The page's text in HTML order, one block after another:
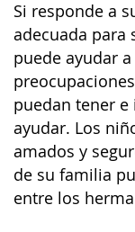
Si responde a
adecuada para
puede ayudar
puedan tener
ayudar. Los
amados y
de su familia
entre los